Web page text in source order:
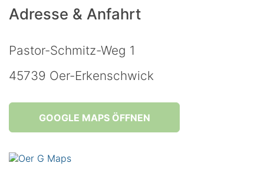
Adresse & Anfahrt
Pastor-Schmitz-Weg 1
45739 Oer-Erkenschwick
GOOGLE MAPS ÖFFNEN